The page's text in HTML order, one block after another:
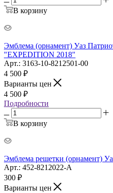
В корзину
Эмблема (орнамент) Уаз
"EXPEDITION 2018"
Арт.: 3163-10-8212501-00
4 500 ₽
Варианты цен
4 500 ₽
Подробности
В корзину
Эмблема решетки (орнамент)
Арт.: 452-8212022-А
300 ₽
Варианты цен